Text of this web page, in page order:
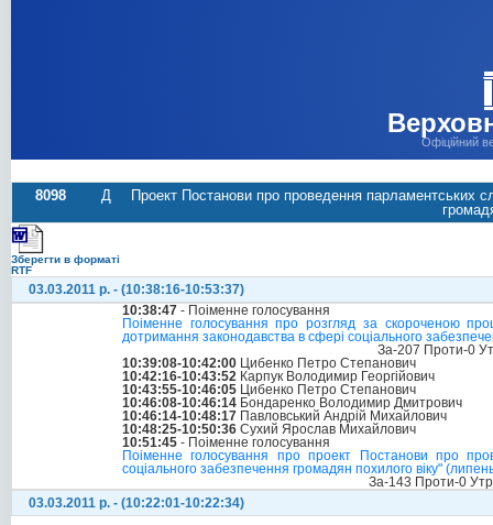
Офіційний
8098 Д
Проект Постанови про проведення парламентських
Зберегти в форматі
RTF
03.03.2011 р. - (10:38:16-10:53:37)
10:38:47 - Поіменне голосування
Поіменне голосування про розгляд за скороченою
дотримання законодавства в сфері соціального
За-207 Проти-0
10:39:08-10:42:00 Цибенко Петро Степанович
10:42:16-10:43:52 Карпук Володимир Георгійович
10:43:55-10:46:05 Цибенко Петро Степанович
10:46:08-10:46:14 Бондаренко Володимир Дмитрович
10:46:14-10:48:17 Павловський Андрій Михайлович
10:48:25-10:50:36 Сухий Ярослав Михайлович
10:51:45 - Поіменне голосування
Поіменне голосування про проект Постанови про
соціального забезпечення громадян похилого віку"
За-143 Проти-0
03.03.2011 р. - (10:22:01-10:22:34)